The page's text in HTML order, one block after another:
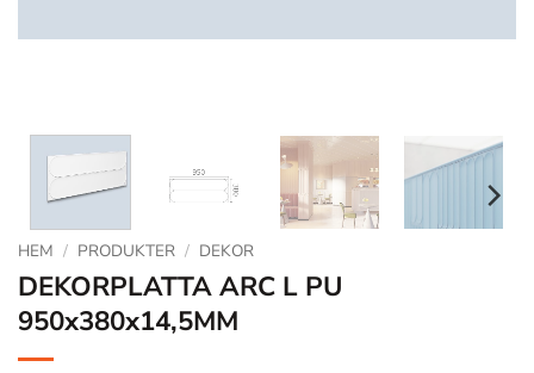
HEM / PRODUKTER / DEKOR
DEKORPLATTA ARC L PU
950x380x14,5MM